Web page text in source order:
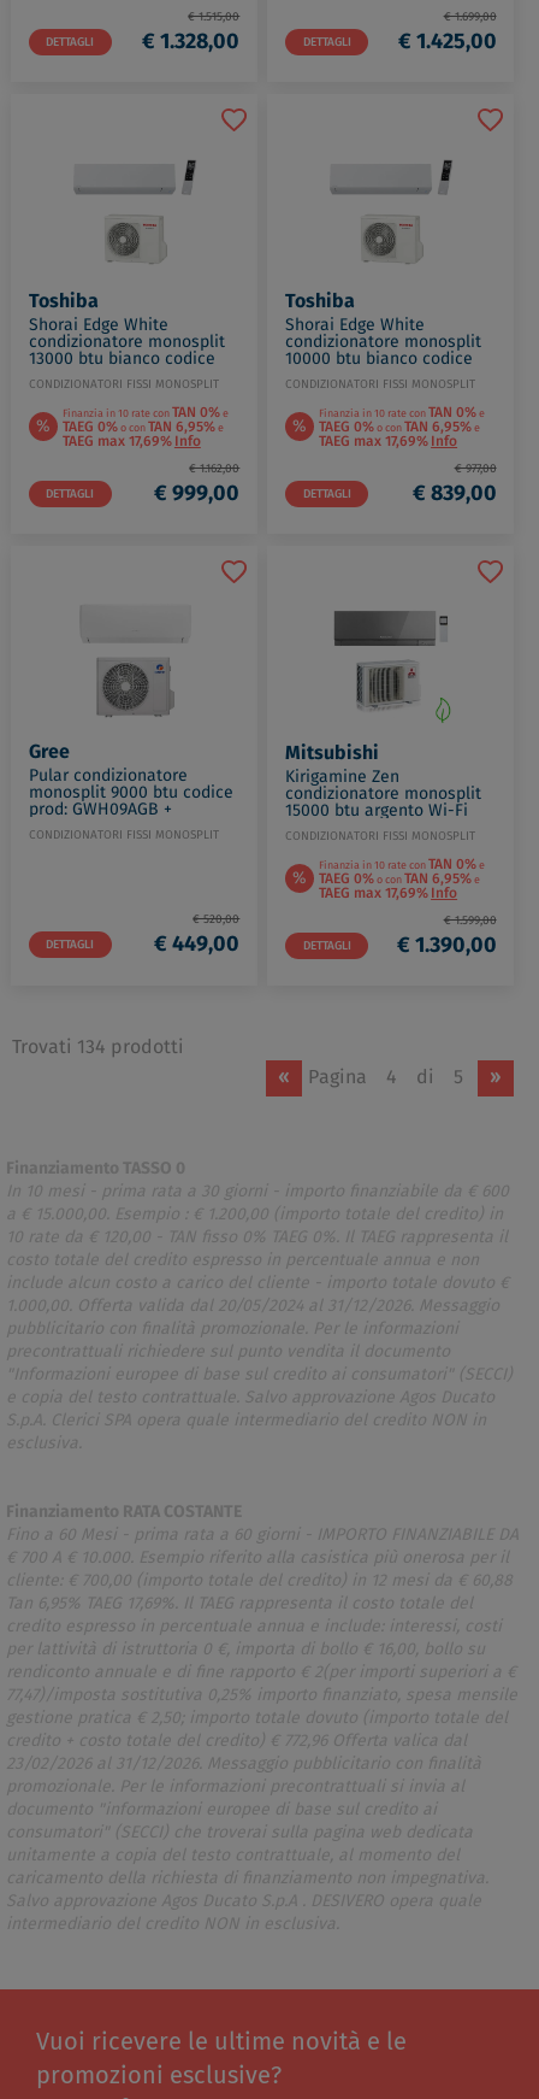
DETTAGLI
€ 1.515,00
€ 1.328,00 DETTAGLI
€ 1.699,00
€ 1.425,00
Toshiba
Shorai Edge White
condizionatore monosplit
13000 btu bianco codice
prod: RAS-B13G3KVSG-E
RAS-13J2AVSG-E
CONDIZIONATORI FISSI MONOSPLIT
% Finanzia in 10 rate conTAN 0%e
TAEG 0%o conTAN 6,95%e
TAEG max 17,69%Info
DETTAGLI
€ 1.162,00
€ 999,00
Toshiba
Shorai Edge White
condizionatore monosplit
10000 btu bianco codice
prod: RAS-B10G3KVSG-E
RAS-10J2AVSG-E
CONDIZIONATORI FISSI MONOSPLIT
% Finanzia in 10 rate conTAN 0%e
TAEG 0%o conTAN 6,95%e
TAEG max 17,69%Info
DETTAGLI
€ 977,00
€ 839,00
Gree
Pular condizionatore
monosplit 9000 btu codice
prod: GWH09AGB +
K6DNA1B
CONDIZIONATORI FISSI MONOSPLIT
DETTAGLI
€ 520,00
€ 449,00
Mitsubishi
Kirigamine Zen
condizionatore monosplit
15000 btu argento Wi-Fi
codice prod: MSZ-EF42VGKS
MUZ-EF42VG
CONDIZIONATORI FISSI MONOSPLIT
% Finanzia in 10 rate conTAN 0%e
TAEG 0%o conTAN 6,95%e
TAEG max 17,69%Info
DETTAGLI
€ 1.599,00
€ 1.390,00
Trovati 134 prodotti
«
Pagina 4 di 5 »
Finanziamento TASSO 0
In 10 mesi - prima rata a 30 giorni - importo finanziabile da € 600
a € 15.000,00. Esempio : € 1.200,00 (importo totale del credito) in
10 rate da € 120,00 - TAN fisso 0% TAEG 0%. Il TAEG rappresenta il
costo totale del credito espresso in percentuale annua e non
include alcun costo a carico del cliente - importo totale dovuto €
1.000,00. Offerta valida dal 20/05/2024 al 31/12/2026. Messaggio
pubblicitario con finalità promozionale. Per le informazioni
precontrattuali richiedere sul punto vendita il documento
"Informazioni europee di base sul credito ai consumatori" (SECCI)
e copia del testo contrattuale. Salvo approvazione Agos Ducato
S.p.A. Clerici SPA opera quale intermediario del credito NON in
esclusiva.
Finanziamento RATA COSTANTE
Fino a 60 Mesi - prima rata a 60 giorni - IMPORTO FINANZIABILE DA
€ 700 A € 10.000. Esempio riferito alla casistica più onerosa per il
cliente: € 700,00 (importo totale del credito) in 12 mesi da € 60,88
Tan 6,95% TAEG 17,69%. Il TAEG rappresenta il costo totale del
credito espresso in percentuale annua e include: interessi, costi
per lattività di istruttoria 0 €, importa di bollo € 16,00, bollo su
rendiconto annuale e di fine rapporto € 2(per importi superiori a €
77,47)/imposta sostitutiva 0,25% importo finanziato, spesa mensile
gestione pratica € 2,50; importo totale dovuto (importo totale del
credito + costo totale del credito) € 772,96 Offerta valica dal
23/02/2026 al 31/12/2026. Messaggio pubblicitario con finalità
promozionale. Per le informazioni precontrattuali si invia al
documento "informazioni europee di base sul credito ai
consumatori" (SECCI) che troverai sulla pagina web dedicata
unitamente a copia del testo contrattuale, al momento del
caricamento della richiesta di finanziamento non impegnativa.
Salvo approvazione Agos Ducato S.p.A . DESIVERO opera quale
intermediario del credito NON in esclusiva.
Vuoi ricevere le ultime novità e le
promozioni esclusive?